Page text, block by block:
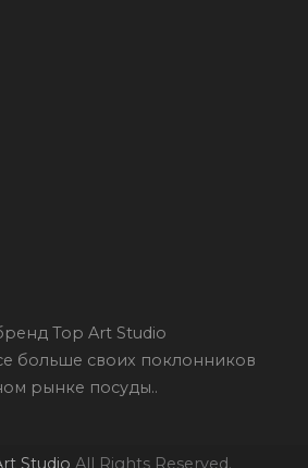
Top Art Studio
больше своих поклонников
рынке посуды..
Studio All Rights Reserved.